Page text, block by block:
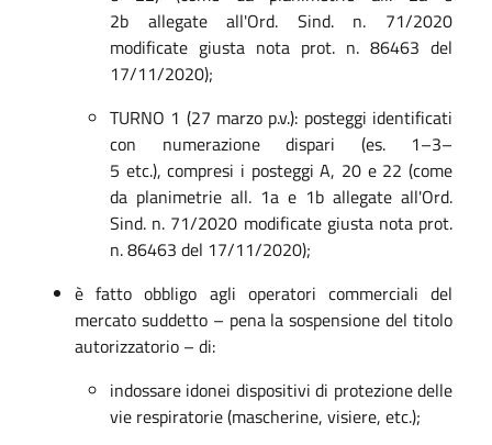
2b allegate all'Ord. Sind. n. 71/2020
modificate giusta nota prot. n. 86463 del
17/11/2020);
TURNO 1 (27 marzo p.v.): posteggi identificati
con numerazione dispari (es. 1–3–
5 etc.),compresi i posteggiA, 20 e 22 (come
da planimetrie all. 1a e 1b allegate all'Ord.
Sind. n. 71/2020 modificate giusta nota prot.
n. 86463 del 17/11/2020);
è fatto obbligo agli operatori commerciali del
mercato suddetto – pena la sospensione del titolo
autorizzatorio – di:
indossare idonei dispositivi di protezione delle
vie respiratorie (mascherine, visiere, etc.);